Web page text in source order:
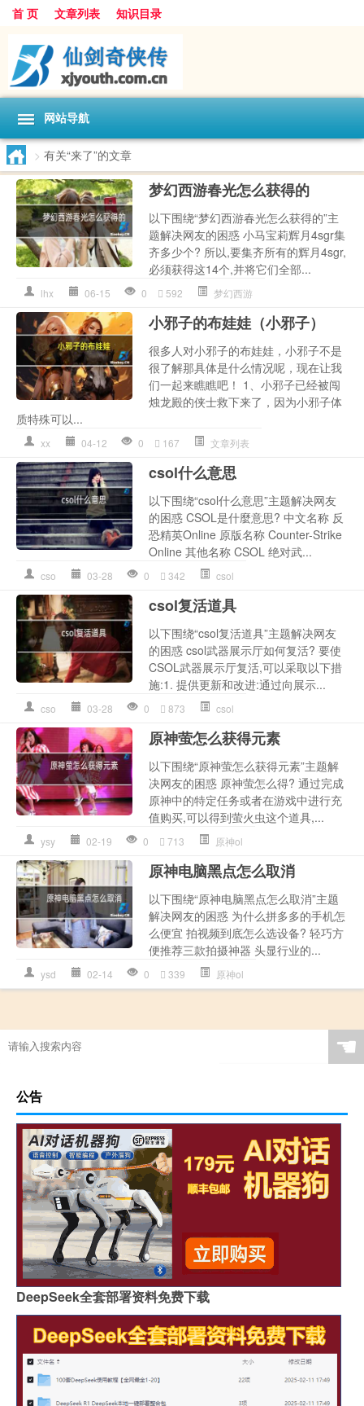
首 页 文章列表 知识目录
网站导航
> 有关“来了”的文章
梦幻西游春光怎么获得的
以下围绕“梦幻西游春光怎么获得的”主
题解决网友的困惑 小马宝莉辉月4sgr集
齐多少个? 所以,要集齐所有的辉月4sgr,
必须获得这14个,并将它们全部...
lhx 06-15 0 592 梦幻西游
小邪子的布娃娃（小邪子）
很多人对小邪子的布娃娃，小邪子不是
很了解那具体是什么情况呢，现在让我
们一起来瞧瞧吧！ 1、小邪子已经被闯
烛龙殿的侠士救下来了，因为小邪子体
质特殊可以...
xx 04-12 0 167 文章列表
csol什么意思
以下围绕“csol什么意思”主题解决网友
的困惑 CSOL是什麼意思? 中文名称 反
恐精英Online 原版名称 Counter-Strike
Online 其他名称 CSOL 绝对武...
cso 03-28 0 342 csol
csol复活道具
以下围绕“csol复活道具”主题解决网友
的困惑 csol武器展示厅如何复活? 要使
CSOL武器展示厅复活,可以采取以下措
施:1. 提供更新和改进:通过向展示...
cso 03-28 0 873 csol
原神萤怎么获得元素
以下围绕“原神萤怎么获得元素”主题解
决网友的困惑 原神萤怎么得? 通过完成
原神中的特定任务或者在游戏中进行充
值购买,可以得到萤火虫这个道具,...
ysy 02-19 0 713 原神ol
原神电脑黑点怎么取消
以下围绕“原神电脑黑点怎么取消”主题
解决网友的困惑 为什么拼多多的手机怎
么便宜 拍视频到底怎么选设备? 轻巧方
便推荐三款拍摄神器 头显行业的...
ysd 02-14 0 339 原神ol
☚
公告
DeepSeek全套部署资料免费下载